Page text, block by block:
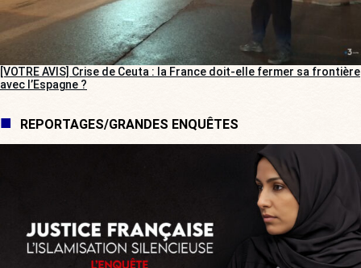
[VOTRE AVIS] Crise de Ceuta : la France doit-elle fermer sa frontière
avec l’Espagne ?
REPORTAGES/GRANDES ENQUÊTES